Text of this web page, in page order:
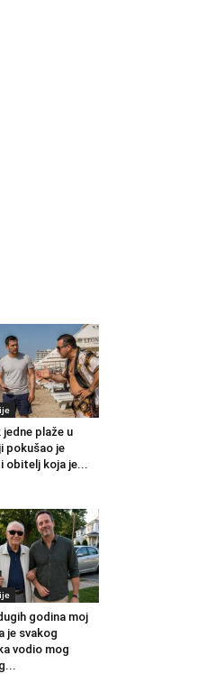
jedne plaže u
pokušao je
obitelj koja je...
godina moj
je svakog
vodio mog